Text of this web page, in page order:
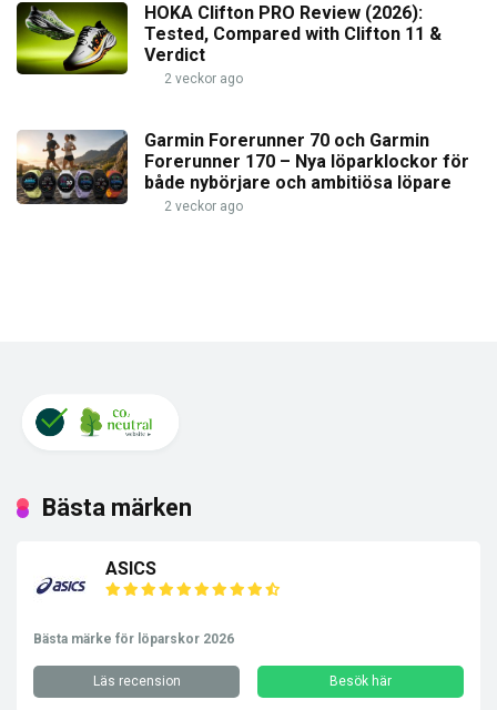
HOKA Clifton PRO Review (2026):
Tested, Compared with Clifton 11 &
Verdict
2 veckor ago
Garmin Forerunner 70 och Garmin
Forerunner 170 – Nya löparklockor för
både nybörjare och ambitiösa löpare
2 veckor ago
Bästa märken
ASICS
Bästa märke för löparskor 2026
Läs recension Besök här